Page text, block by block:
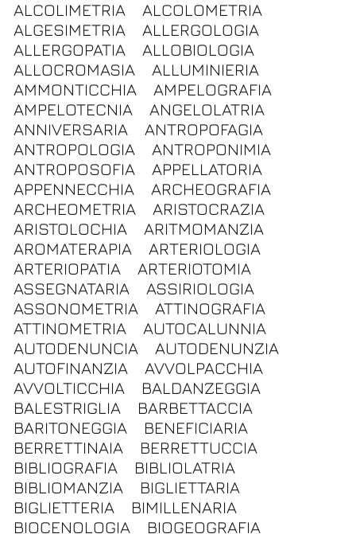
ALCOLIMETRIA
ALCOLOMETRIA
ALGESIMETRIA
ALLERGOLOGIA
ALLERGOPATIA
ALLOBIOLOGIA
ALLOCROMASIA
ALLUMINIERIA
AMMONTICCHIA
AMPELOGRAFIA
AMPELOTECNIA
ANGELOLATRIA
ANNIVERSARIA
ANTROPOFAGIA
ANTROPOLOGIA
ANTROPONIMIA
ANTROPOSOFIA
APPELLATORIA
APPENNECCHIA
ARCHEOGRAFIA
ARCHEOMETRIA
ARISTOCRAZIA
ARISTOLOCHIA
ARITMOMANZIA
AROMATERAPIA
ARTERIOLOGIA
ARTERIOPATIA
ARTERIOTOMIA
ASSEGNATARIA
ASSIRIOLOGIA
ASSONOMETRIA
ATTINOGRAFIA
ATTINOMETRIA
AUTOCALUNNIA
AUTODENUNCIA
AUTODENUNZIA
AUTOFINANZIA
AVVOLPACCHIA
AVVOLTICCHIA
BALDANZEGGIA
BALESTRIGLIA
BARBETTACCIA
BARITONEGGIA
BENEFICIARIA
BERRETTINAIA
BERRETTUCCIA
BIBLIOGRAFIA
BIBLIOLATRIA
BIBLIOMANZIA
BIGLIETTARIA
BIGLIETTERIA
BIMILLENARIA
BIOCENOLOGIA
BIOGEOGRAFIA